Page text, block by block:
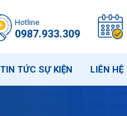
Hotline
0987.933.309
TIN TỨC SỰ KIỆN LIÊN HỆ